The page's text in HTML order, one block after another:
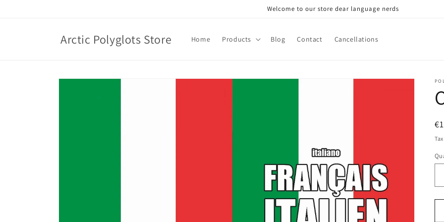
Welcome to our store dear language nerds
Arctic Polyglots Store Home Products Blog Contact Cancellations
Skip to